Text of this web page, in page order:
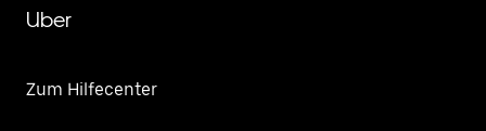
Uber
Zum Hilfecenter